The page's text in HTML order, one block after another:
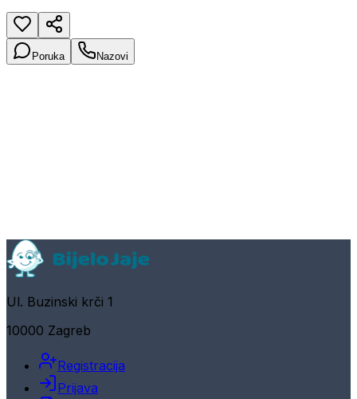
Poruka Nazovi
Ul. Buzinski krči 1
10000 Zagreb
Registracija
Prijava